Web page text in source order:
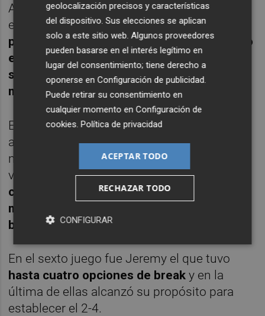
Aunque el francés ganó su segundo juego
en el choque se veía queCarlos no estaba
para concesiones y un nuevo saque ganado
en blanco le permitió anotarse también la
segunda manga, esta después de otros
minutos.
En la tercera manga Chardy sí comenzó
asegurando su servicio y al galo se le vio
más acertado que hasta entonces. No en
vano se mantuvo por delante con el
con el 2-3 aprovechando también que el
murciano se relajó algo y dejó escapar dos
bolas de ruptura seguidas.
En el sexto juego fue Jeremy el que tuvo
hasta cuatro opciones de breaky en la
última de ellas alcanzó su propósito para
establecer el 2-4.
geolocalización precisos y características
del dispositivo. Sus elecciones se aplican
solo a este sitio web. Algunos proveedores
pueden basarse en el interés legítimo en
lugar del consentimiento; tiene derecho a
oponerse enConfiguración de publicidad.
Puede retirar su consentimiento en
cualquier momento enConfiguración de
cookies.Política de privacidad
ACEPTAR TODO
RECHAZAR TODO
CONFIGURAR